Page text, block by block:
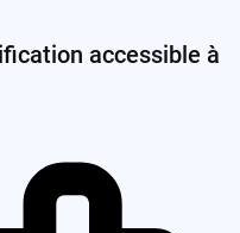
accessible à